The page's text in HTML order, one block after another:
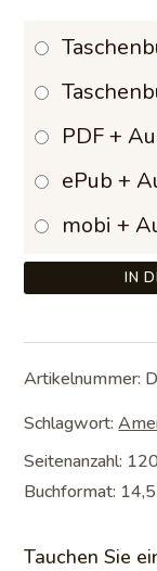
PDF +
ePub +
mobi +
IN
Artikelnummer:
Schlagwort:
Seitenanzahl: 120
Buchformat:
Tauchen Sie